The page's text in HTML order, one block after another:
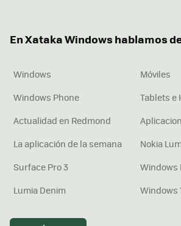
En Xataka Windows hablamos
Windows
Móviles
Windows Phone
Tablets e
Actualidad en Redmond
La aplicación de la semana
Nokia
Surface Pro 3
Windows
Lumia Denim
Windows